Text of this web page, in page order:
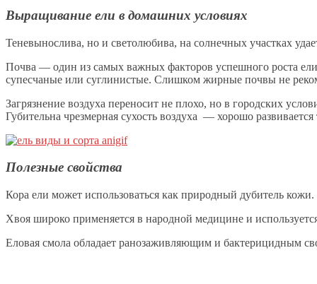
Выращивание ели в домашних условиях
Теневынослива, но и светолюбива, на солнечных участках
Почва — один из самых важных факторов успешного роста
супесчаные или суглинистые. Слишком жирные почвы не
Загрязнение воздуха переносит не плохо, но в городских
Губительна чрезмерная сухость воздуха — хорошо
Полезные свойства
Кора ели может использоваться как природный дубитель кожи.
Хвоя широко применяется в народной медицине и
Еловая смола обладает ранозаживляющим и бактерицидным